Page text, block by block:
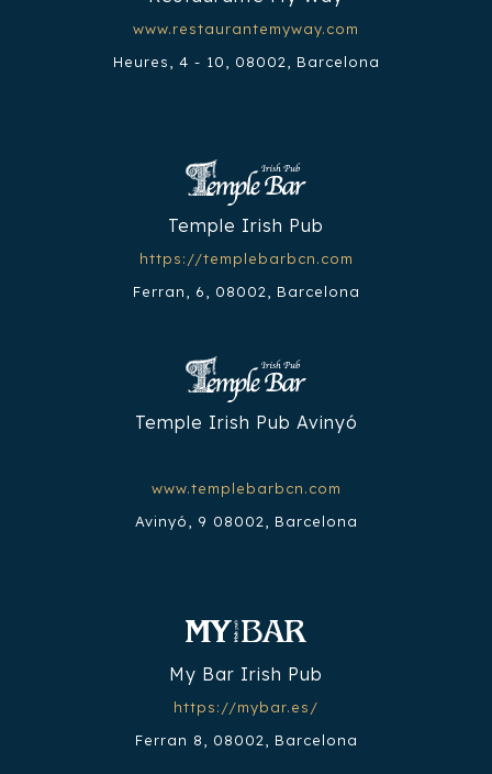
www.restaurantemyway.com
Heures, 4 - 10, 08002, Barcelona
Temple Irish Pub
https://templebarbcn.com
Ferran, 6, 08002, Barcelona
Temple Irish Pub Avinyó
www.templebarbcn.com
Avinyó, 9 08002, Barcelona
My Bar Irish Pub
https://mybar.es/
Ferran 8, 08002, Barcelona